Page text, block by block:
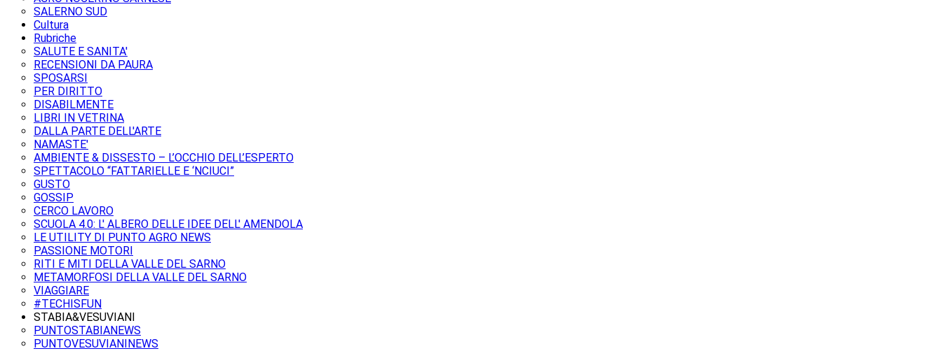
SALERNO SUD
Cultura
Rubriche
SALUTE E SANITA'
RECENSIONI DA PAURA
SPOSARSI
PER DIRITTO
DISABILMENTE
LIBRI IN VETRINA
DALLA PARTE DELL'ARTE
NAMASTE'
AMBIENTE & DISSESTO – L’OCCHIO DELL’ESPERTO
SPETTACOLO “FATTARIELLE E ‘NCIUCI”
GUSTO
GOSSIP
CERCO LAVORO
SCUOLA 4.0: L' ALBERO DELLE IDEE DELL' AMENDOLA
LE UTILITY DI PUNTO AGRO NEWS
PASSIONE MOTORI
RITI E MITI DELLA VALLE DEL SARNO
METAMORFOSI DELLA VALLE DEL SARNO
VIAGGIARE
#TECHISFUN
STABIA&VESUVIANI
PUNTOSTABIANEWS
PUNTOVESUVIANINEWS